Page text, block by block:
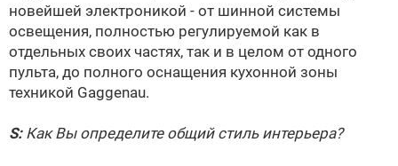
новейшей электроникой - от шинной системы
освещения, полностью регулируемой как в
отдельных своих частях, так и в целом от одного
пульта, до полного оснащения кухонной зоны
техникой Gaggenau.
S:Как Вы определите общий стиль интерьера?